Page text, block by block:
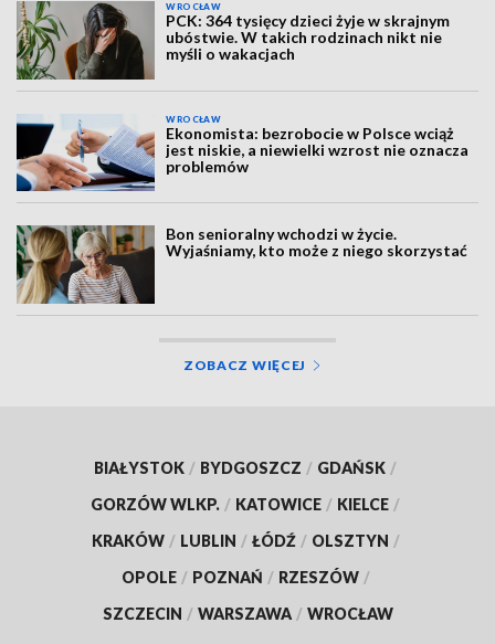
WROCŁAW
PCK: 364 tysięcy dzieci żyje w skrajnym
ubóstwie. W takich rodzinach nikt nie
myśli o wakacjach
WROCŁAW
Ekonomista: bezrobocie w Polsce wciąż
jest niskie, a niewielki wzrost nie oznacza
problemów
Bon senioralny wchodzi w życie.
Wyjaśniamy, kto może z niego skorzystać
ZOBACZ WIĘCEJ
BIAŁYSTOK / BYDGOSZCZ / GDAŃSK /
GORZÓW WLKP. / KATOWICE / KIELCE /
KRAKÓW / LUBLIN / ŁÓDŹ / OLSZTYN /
OPOLE / POZNAŃ / RZESZÓW /
SZCZECIN / WARSZAWA / WROCŁAW